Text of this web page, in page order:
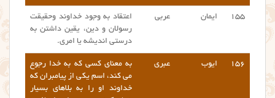
۱۵۵ ایمان عربی
اعتقاد به وجود خداوند وحقیقت
رسولان و دین، یقین داشتن به
درستی اندیشه یا امری.
۱۵۶ ایوب عبری
به معنای کسی که به خدا رجوع
می کند، اسم یکی از پیامبران که
خداوند او را به بلاهای بسیار